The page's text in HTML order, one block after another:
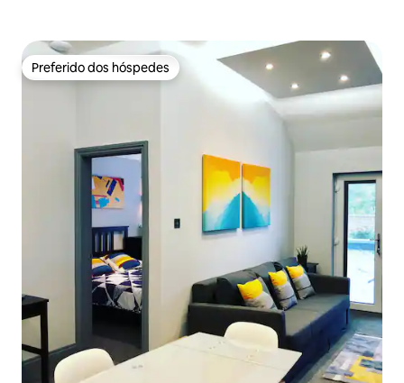
Preferido dos hóspedes
Preferido dos hóspedes